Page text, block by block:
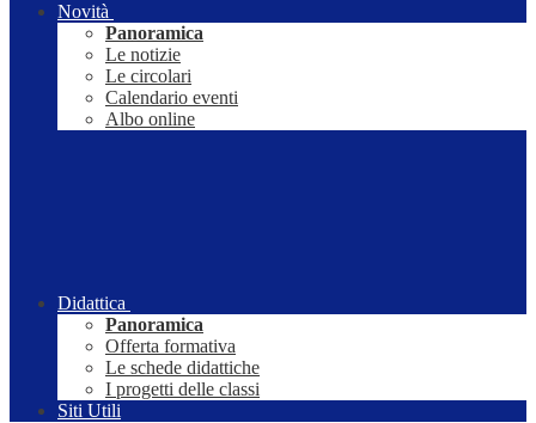
Novità
Panoramica
Le notizie
Le circolari
Calendario eventi
Albo online
Didattica
Panoramica
Offerta formativa
Le schede didattiche
I progetti delle classi
Siti Utili